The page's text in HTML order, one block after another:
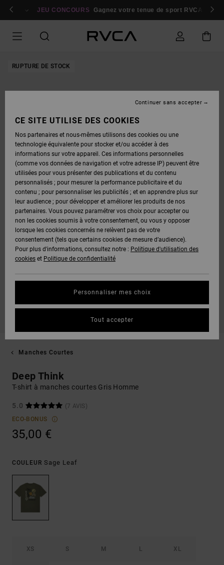
Se connecter / s'inscrire
JEU CONCOURS Gagnez votre tenue de sport RVCA
RUPTURE DE STOCK
Manches Courtes
Deep Think
T-shirt à manches courtes Gris Homme
5.0
(7 AVIS)
ECO-BONUS
35,00 €
COULEUR Sage Leaf
XS S M L XL
CE SITE UTILISE DES COOKIES
Nos partenaires et nous-mêmes utilisons des cookies ou une
technologie équivalente pour stocker et/ou accéder à des
informations sur votre appareil. Ces informations personnelles
(comme vos données de navigation et votre adresse IP) peuvent être
utilisées pour vous présenter des publications et du contenu
personnalisés ; pour mesurer la performance publicitaire et du
contenu ; pour personnaliser les publicités ; et en apprendre plus sur
leur audience ; pour développer et améliorer les produits de nos
partenaires. Vous pouvez paramétrer vos choix pour accepter ou
non les cookies soumis à votre consentement, ou vous y opposer
lorsque les cookies concernés ne relèvent pas de votre
consentement (tels que certains cookies de mesure d’audience).
Pour plus d'informations, consultez notre : Politique d'utilisation des
cookies et Politique de confidentialité
Personnaliser mes choix
Continuer sans accepter
Tout accepter